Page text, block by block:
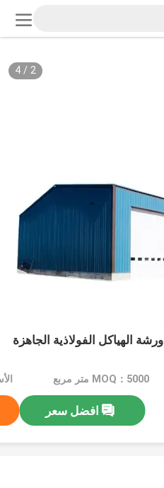
2
/
4
ورشة الهياكل الفولاذية الجاهزة
MOQ：5000 متر مربع
افضل سعر